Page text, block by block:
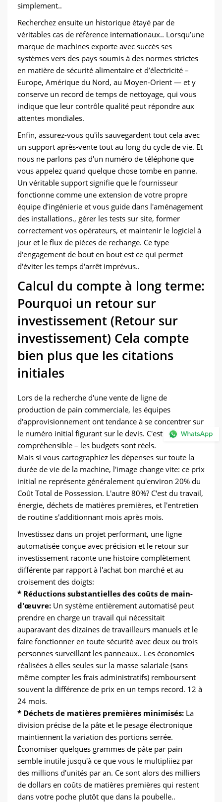
simplement..
Recherchez ensuite un historique étayé par de
véritables cas de référence internationaux.. Lorsqu’une
marque de machines exporte avec succès ses
systèmes vers des pays soumis à des normes strictes
en matière de sécurité alimentaire et d’électricité –
Europe, Amérique du Nord, au Moyen-Orient — et y
conserve un record de temps de nettoyage, qui vous
indique que leur contrôle qualité peut répondre aux
attentes mondiales.
Enfin, assurez-vous qu'ils sauvegardent tout cela avec
un support après-vente tout au long du cycle de vie. Et
nous ne parlons pas d'un numéro de téléphone que
vous appelez quand quelque chose tombe en panne.
Un véritable support signifie que le fournisseur
fonctionne comme une extension de votre propre
équipe d'ingénierie et vous guide dans l'aménagement
des installations., gérer les tests sur site, former
correctement vos opérateurs, et maintenir le logiciel à
jour et le flux de pièces de rechange. Ce type
d'engagement de bout en bout est ce qui permet
d'éviter les temps d'arrêt imprévus..
Calcul du compte à long terme:
Pourquoi un retour sur
investissement (Retour sur
investissement) Cela compte
bien plus que les citations
initiales
Lors de la recherche d'une vente de ligne de
production de pain commerciale, les équipes
d'approvisionnement ont tendance à se concentrer sur
le numéro initial figurant sur le devis. C'est
compréhensible – les budgets sont réels.
Mais si vous cartographiez les dépenses sur toute la
durée de vie de la machine, l'image change vite: ce prix
initial ne représente généralement qu'environ 20% du
Coût Total de Possession. L'autre 80%? C'est du travail,
énergie, déchets de matières premières, et l'entretien
de routine s'additionnant mois après mois.
Investissez dans un projet performant, une ligne
automatisée conçue avec précision et le retour sur
investissement raconte une histoire complètement
différente par rapport à l'achat bon marché et au
croisement des doigts:
* Réductions substantielles des coûts de main-
d'œuvre: Un système entièrement automatisé peut
prendre en charge un travail qui nécessitait
auparavant des dizaines de travailleurs manuels et le
faire fonctionner en toute sécurité avec deux ou trois
personnes surveillant les panneaux.. Les économies
réalisées à elles seules sur la masse salariale (sans
même compter les frais administratifs) remboursent
souvent la différence de prix en un temps record. 12 à
24 mois.
* Déchets de matières premières minimisés: La
division précise de la pâte et le pesage électronique
maintiennent la variation des portions serrée.
Économiser quelques grammes de pâte par pain
semble inutile jusqu'à ce que vous le multipliiez par
des millions d'unités par an. Ce sont alors des milliers
de dollars en coûts de matières premières qui restent
dans votre poche plutôt que dans la poubelle..